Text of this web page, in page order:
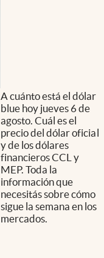
A cuánto está el dólar
blue hoy jueves 6 de
agosto. Cuál es el
precio del dólar oficial
y de los dólares
financieros CCL y
MEP. Toda la
información que
necesitás sobre cómo
sigue la semana en los
mercados.